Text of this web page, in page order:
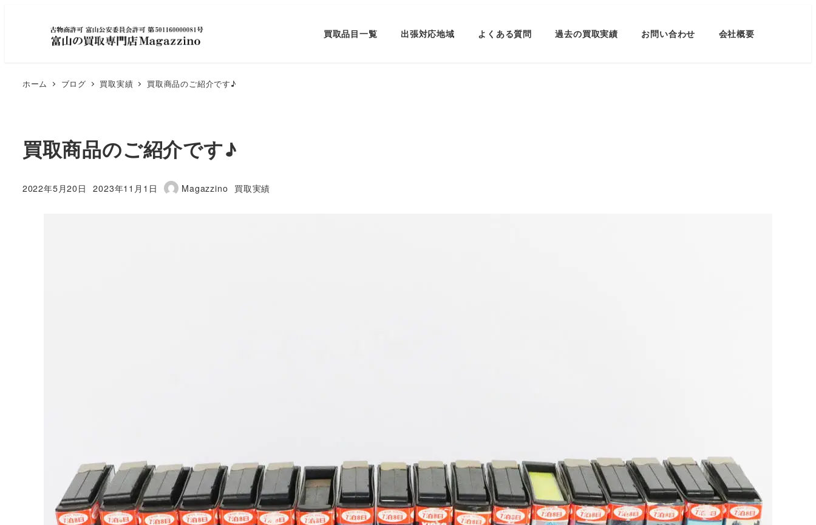
買取品目一覧 出張対応地域 よくある質問 過去の買取実績 お問い合わせ 会社概要
ホーム ブログ 買取実績 買取商品のご紹介です♪
買取商品のご紹介です♪
投稿日
2022年5月20日
更新日
2023年11月1日
著
Magazzino カテゴリー
買取実績